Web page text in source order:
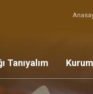
Tanıyalım